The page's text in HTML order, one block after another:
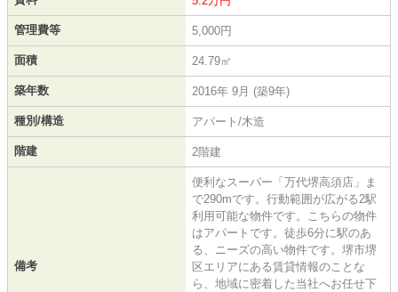
管理費等 5,000円
面積 24.79㎡
築年数 2016年 9月 (築9年)
種別/構造 アパート/木造
階建 2階建
備考
便利なスーパー「万代堺高須店」ま
で290mです。行動範囲が広がる2駅
利用可能な物件です。こちらの物件
はアパートです。徒歩6分に駅のあ
る、ニーズの高い物件です。堺市堺
区エリアにある賃貸情報のことな
ら、地域に密着した当社へお任せ下